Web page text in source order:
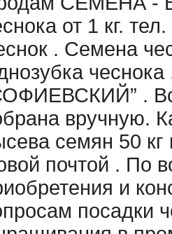
от 1 кг.
. Семена
чеснока
.
вручную.
семян 50 кг
почтой . По
и
посадки